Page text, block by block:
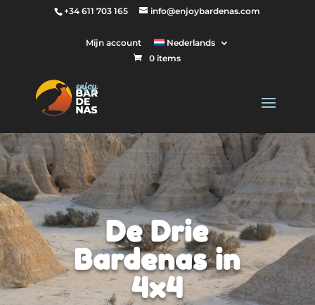
+34 611 703 165 info@enjoybardenas.com
Mijn account
Nederlands
0 items
De Drie
Bardenas in
4x4